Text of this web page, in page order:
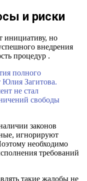
и риски
инициативу, но
внедрения
процедур .
полного
Загитова.
не стал
свободы
законов
игнорируют
необходимо
требований
такие жалобы не